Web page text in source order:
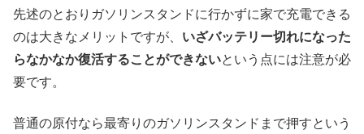
先述のとおりガソリンスタンドに行かずに家で充電できる
のは大きなメリットですが、 いざバッテリー切れになった
らなかなか復活することができないという点には注意が必
要です。
普通の原付なら最寄りのガソリンスタンドまで押すという